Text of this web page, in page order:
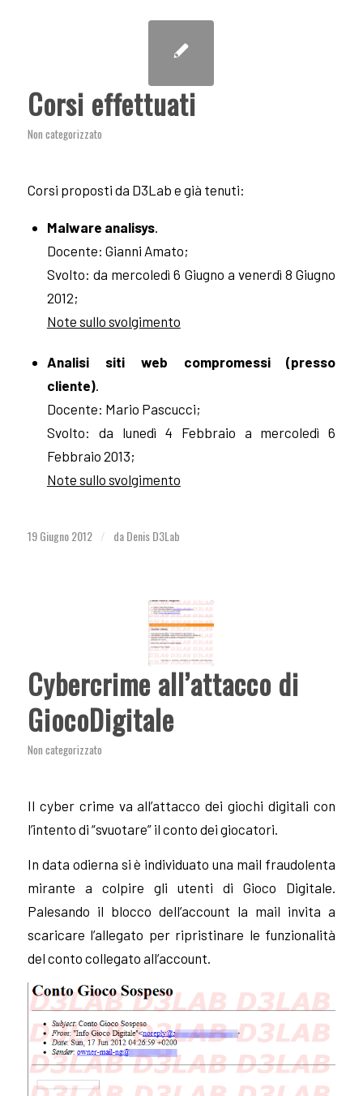
Corsi effettuati
Non categorizzato
Corsi proposti da D3Lab e già tenuti:
Malware analisys.
Docente: Gianni Amato;
Svolto: da mercoledì 6 Giugno a venerdì 8 Giugno
2012;
Note sullo svolgimento
Analisi siti web compromessi (presso
cliente).
Docente: Mario Pascucci;
Svolto: da lunedì 4 Febbraio a mercoledì 6
Febbraio 2013;
Note sullo svolgimento
19 Giugno 2012 / daDenis D3Lab
Cybercrime all’attacco di
GiocoDigitale
Non categorizzato
Il cyber crime va all’attacco dei giochi digitali con
l’intento di “svuotare” il conto dei giocatori.
In data odierna si è individuato una mail fraudolenta
mirante a colpire gli utenti di Gioco Digitale.
Palesando il blocco dell’account la mail invita a
scaricare l’allegato per ripristinare le funzionalità
del conto collegato all’account.